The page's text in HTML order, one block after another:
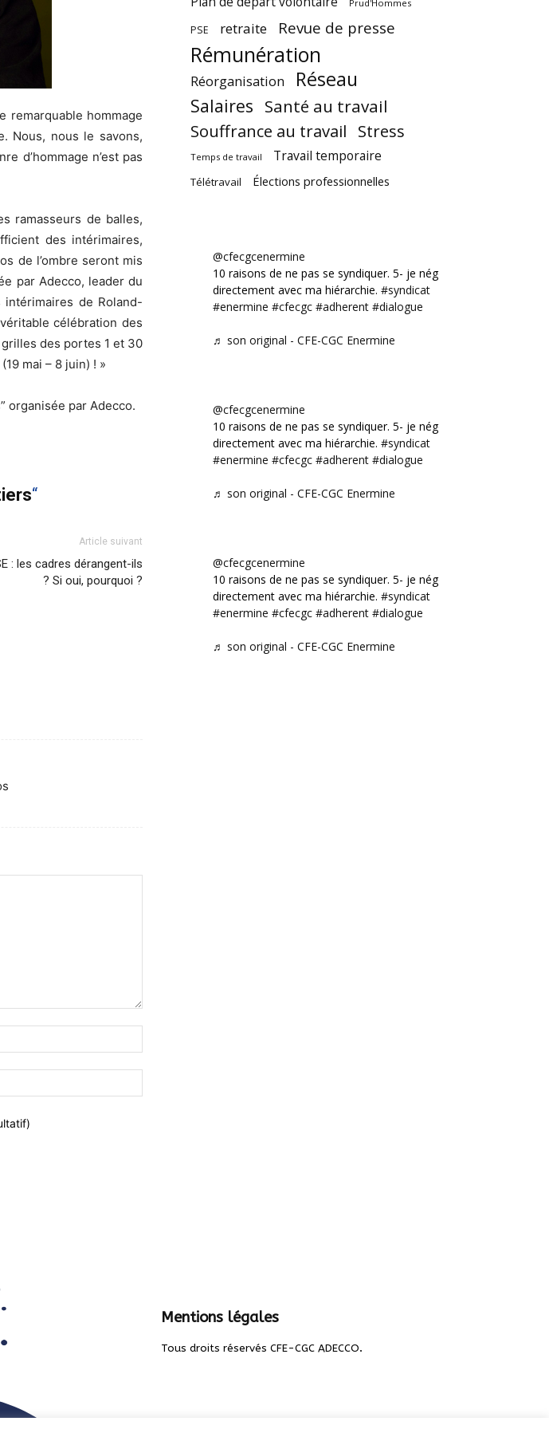
remarquable hommage
Nous, nous le savons,
d’hommage n’est pas
ramasseurs de balles,
des intérimaires,
de l’ombre seront mis
par Adecco, leader du
de Roland-
célébration des
des portes 1 et 30
mai – 8 juin) ! »
organisée par Adecco.
“
Article suivant
: les cadres dérangent-ils
? Si oui, pourquoi ?
Prud'Hommes
PSE retraite Revue de presse
Rémunération
Réorganisation Réseau
Salaires Santé au travail
Souffrance au travail Stress
Temps de travail Travail temporaire
Télétravail Élections professionnelles
@cfecgcenermine
10 raisons de ne pas se syndiquer. 5- je négocie
directement avec ma hiérarchie. #syndicat
#enermine #cfecgc #adherent #dialogue
♬ son original - CFE-CGC Enermine
@cfecgcenermine
10 raisons de ne pas se syndiquer. 5- je négocie
directement avec ma hiérarchie. #syndicat
#enermine #cfecgc #adherent #dialogue
♬ son original - CFE-CGC Enermine
@cfecgcenermine
10 raisons de ne pas se syndiquer. 5- je négocie
directement avec ma hiérarchie. #syndicat
#enermine #cfecgc #adherent #dialogue
♬ son original - CFE-CGC Enermine
Mentions légales
Tous droits réservés CFE-CGC ADECCO.